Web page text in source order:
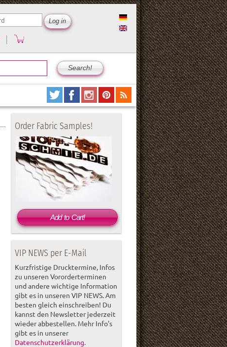
Order Fabric Samples!
Add to Cart!
VIP NEWS per E-Mail
Kurzfristige Drucktermine, Infos
zu unseren Vororderterminen
und andere wichtige Information
gibt es in unseren VIP NEWS. Am
besten gleich einschreiben! Du
kannst den Newsletter jederzeit
wieder abbestellen. Mehr Info's
gibt es in unserer
Datenschutzerklärung